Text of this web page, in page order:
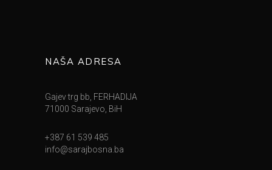
NAŠA ADRESA
Gajev trg bb, FERHADIJA
71000 Sarajevo, BiH
+387 61 539 485
info@sarajbosna.ba